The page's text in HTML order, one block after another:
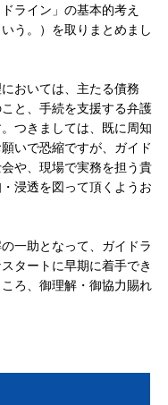
ライン」の基本的考え
う。）を取りまとめまし
おいては、主たる債務
と、手続を支援する弁護
つきましては、既に周知
いで恐縮ですが、ガイド
や、現場で実務を担う貴
浸透を図って頂くようお
一助となって、ガイドラ
タートに早期に着手でき
ろ、御理解・御協力賜れ